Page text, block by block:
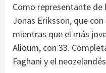
Como representante de
Jonas Eriksson, que
mientras que el más
Alioum, con 33.
Faghani y el